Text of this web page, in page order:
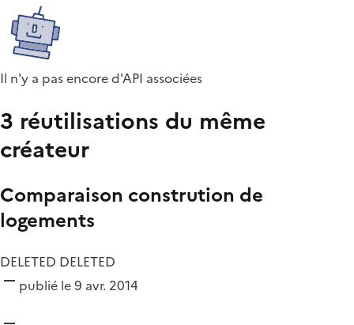
Il n'y a pas encore d'API associées
3 réutilisations du même
créateur
Comparaison constrution de
logements
DELETED DELETED
publié le 9 avr. 2014